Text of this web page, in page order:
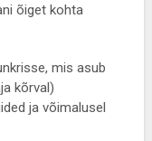
õiget kohta
mis asub
kõrval)
ja võimalusel